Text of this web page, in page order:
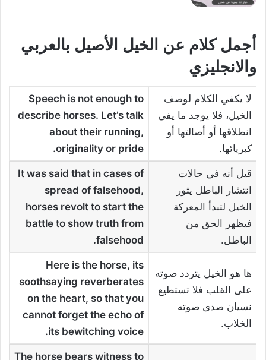
أجمل كلام عن الخيل الأصيل بالعربي
والانجليزي
لا يكفي الكلام لوصف
الخيل، فلا يوجد ما يفي
انطلاقها أو أصالتها أو
كبريائها.
Speech is not enough to
describe horses. Let’s talk
about their running,
originality or pride
.
قيل أنه في حالات
انتشار الباطل يثور
الخيل لتبدأ المعركة
فيظهر الحق من
الباطل.
It was said that in cases of
spread of falsehood,
horses revolt to start the
battle to show truth from
falsehood
.
ها هو الخيل يتردد صوته
على القلب فلا تستطيع
نسيان صدى صوته
الخلاب.
Here is the horse, its
soothsaying reverberates
on the heart, so that you
cannot forget the echo of
its bewitching voice
.
The horse bears witness to